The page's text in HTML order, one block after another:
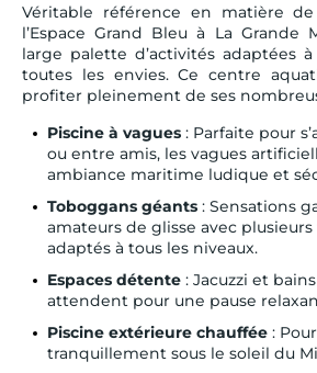
Véritable référence en matière de
l’Espace Grand Bleu à La Grande
large palette d’activités adaptées
toutes les envies. Ce centre
profiter pleinement de ses
Piscine à vagues : Parfaite pour
ou entre amis, les vagues
ambiance maritime ludique et
Toboggans géants : Sensations
amateurs de glisse avec
adaptés à tous les niveaux.
Espaces détente : Jacuzzi et
attendent pour une pause
Piscine extérieure chauffée :
tranquillement sous le soleil du